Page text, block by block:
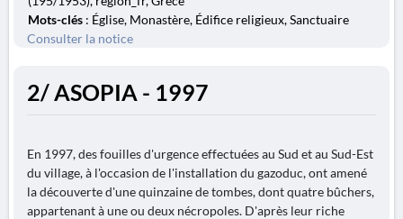
Mots-clés : Église, Monastère, Édifice religieux, Sanctuaire
Consulter la notice
2/ ASOPIA - 1997
En 1997, des fouilles d'urgence effectuées au Sud et au Sud-Est
du village, à l'occasion de l'installation du gazoduc, ont amené
la découverte d'une quinzaine de tombes, dont quatre bûchers,
appartenant à une ou deux nécropoles. D'après leur riche